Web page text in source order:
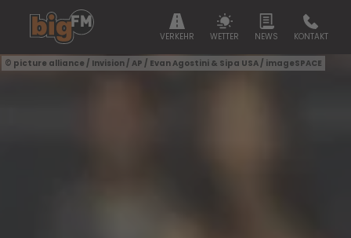
VERKEHR WETTER NEWS KONTAKT
picture alliance / Invision / AP / Evan Agostini & Sipa USA / imageSPACE